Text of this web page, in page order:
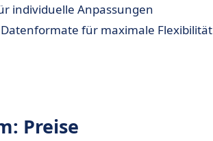
individuelle Anpassungen
für maximale Flexibilität
Preise